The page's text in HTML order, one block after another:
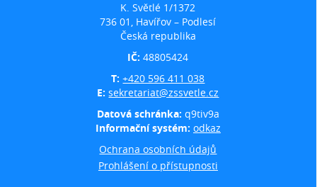
K. Světlé 1/1372
736 01, Havířov – Podlesí
Česká republika
IČ:48805424
T:+420 596 411 038
E:sekretariat@zssvetle.cz
Datová schránka: q9tiv9a
Informační systém: odkaz
Ochrana osobních údajů
Prohlášení o přístupnosti